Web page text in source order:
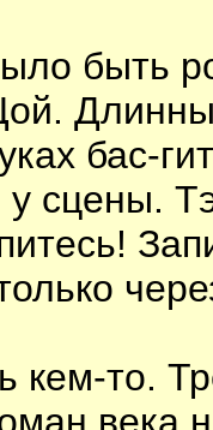
быть
бас-
сцены.
кем-то.